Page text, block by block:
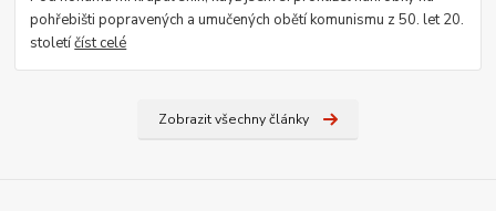
pohřebišti popravených a umučených obětí komunismu z 50. let 20.
stoletíčíst celé
Zobrazit všechny články